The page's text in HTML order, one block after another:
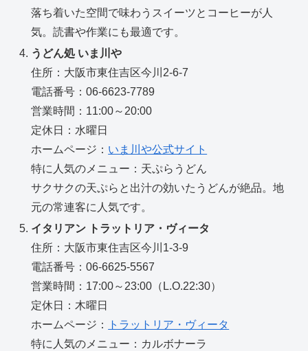
落ち着いた空間で味わうスイーツとコーヒーが人
気。読書や作業にも最適です。
うどん処 いま川や
住所：大阪市東住吉区今川2-6-7
電話番号：06-6623-7789
営業時間：11:00～20:00
定休日：水曜日
ホームページ： いま川や公式サイト
特に人気のメニュー：天ぷらうどん
サクサクの天ぷらと出汁の効いたうどんが絶品。地
元の常連客に人気です。
イタリアン トラットリア・ヴィータ
住所：大阪市東住吉区今川1-3-9
電話番号：06-6625-5567
営業時間：17:00～23:00（L.O.22:30）
定休日：木曜日
ホームページ：
トラットリア・ヴィータ
特に人気のメニュー：カルボナーラ